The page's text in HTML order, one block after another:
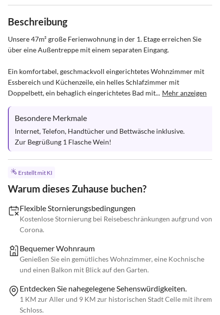
Beschreibung
Unsere 47m² große Ferienwohnung in der 1. Etage erreichen Sie
über eine Außentreppe mit einem separaten Eingang.
Ein komfortabel, geschmackvoll eingerichtetes Wohnzimmer mit
Essbereich und Küchenzeile, ein helles Schlafzimmer mit
Doppelbett, ein behaglich eingerichtetes Bad mit... Mehr anzeigen
Besondere Merkmale
Internet, Telefon, Handtücher und Bettwäsche inklusive.
Zur Begrüßung 1 Flasche Wein!
Erstellt mit KI
Warum dieses Zuhause buchen?
Flexible Stornierungsbedingungen
Kostenlose Stornierung bei Reisebeschränkungen aufgrund von
Corona.
Bequemer Wohnraum
Genießen Sie ein gemütliches Wohnzimmer, eine Kochnische
und einen Balkon mit Blick auf den Garten.
Entdecken Sie nahegelegene Sehenswürdigkeiten.
1 KM zur Aller und 9 KM zur historischen Stadt Celle mit ihrem
Schloss.